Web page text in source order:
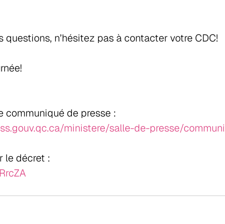
questions, n’hésitez pas à contacter votre CDC!
communiqué de presse :
ministere/salle-de-presse/
le décret :